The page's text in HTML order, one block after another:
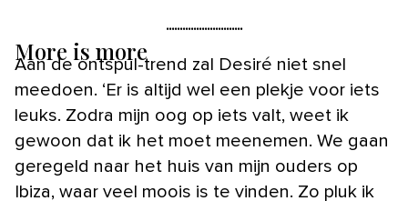
More is more
Aan de ontspul-trend zal Desiré niet snel
meedoen. ‘Er is altijd wel een plekje voor iets
leuks. Zodra mijn oog op iets valt, weet ik
gewoon dat ik het moet meenemen. We gaan
geregeld naar het huis van mijn ouders op
Ibiza, waar veel moois is te vinden. Zo pluk ik